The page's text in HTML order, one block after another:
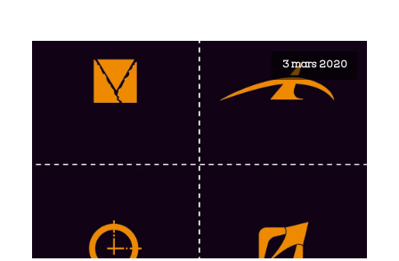
3 mars 2020